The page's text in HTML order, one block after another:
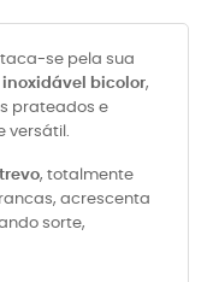
se pela sua
bicolor,
prateados e
versátil.
, totalmente
acrescenta
sorte,